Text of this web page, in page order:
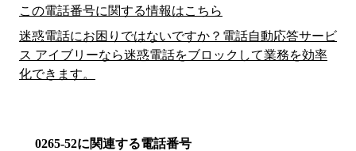
この電話番号に関する情報はこちら
迷惑電話にお困りではないですか？電話自動応答サービ
ス アイブリーなら迷惑電話をブロックして業務を効率
化できます。
0265-52に関連する電話番号